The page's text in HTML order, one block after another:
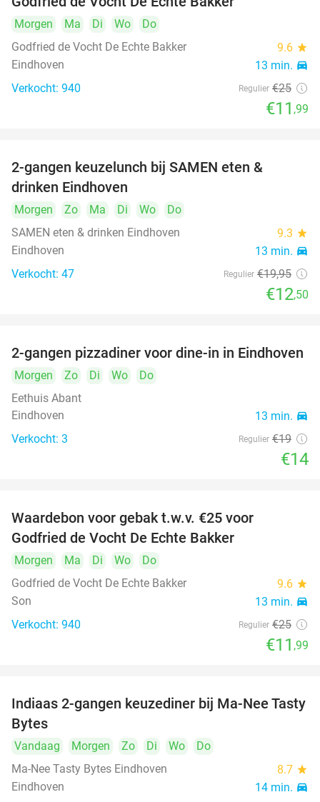
Morgen Ma Di Wo
Do
Godfried de Vocht De Echte Bakker
9.6 star
Eindhoven 13 min. directions_car
Verkocht: 940 Regulier €25
€11 ,99
2-gangen keuzelunch bij SAMEN eten &
drinken Eindhoven
Morgen Zo Ma Di Wo
Do
SAMEN eten & drinken Eindhoven
9.3 star
Eindhoven 13 min. directions_car
Verkocht: 47 Regulier €19,95
€12,50
26%
2-gangen pizzadiner voor dine-in in Eindhoven
Morgen Zo Di Wo
Do
Eethuis Abant
Eindhoven
13 min. directions_car
Verkocht: 3 Regulier €19
€14
Waardebon voor gebak t.w.v. €25 voor
Godfried de Vocht De Echte Bakker
Morgen Ma Di Wo
Do
Godfried de Vocht De Echte Bakker
9.6 star
Son 13 min. directions_car
Verkocht: 940 Regulier €25
€11 ,99
37%
Indiaas 2-gangen keuzediner bij Ma-Nee Tasty
Bytes
Vandaag Morgen Zo Di Wo
Do
Ma-Nee Tasty Bytes Eindhoven
8.7 star
Eindhoven 14 min. directions_car